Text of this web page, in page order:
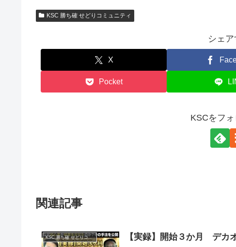
KSC 勝ち確 せどりコミュニティ
シェア
X
Pocket
KSCをフ
関連記事
KSC 勝ち確 せどりコミュニティ 【実録】開始３か月 デカ